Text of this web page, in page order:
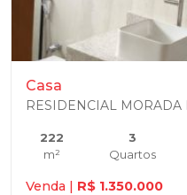
Casa
RESIDENCIAL MORADA
222
m²
3
Quartos
Venda | R$ 1.350.000